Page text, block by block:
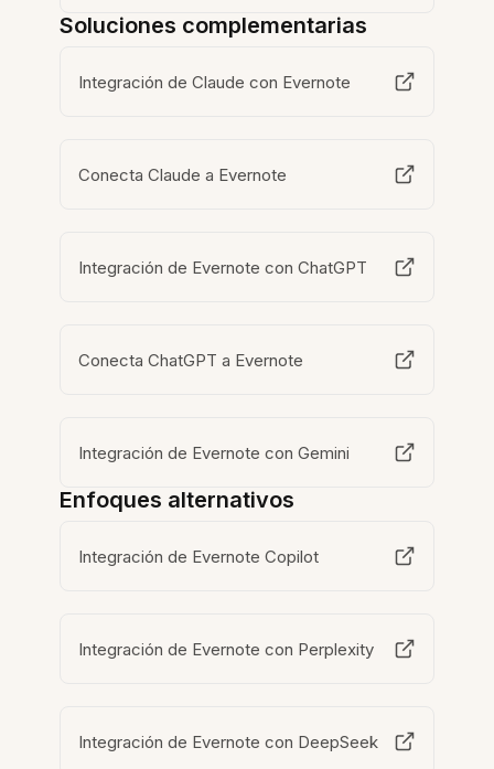
Soluciones complementarias
Integración de Claude con Evernote
Conecta Claude a Evernote
Integración de Evernote con ChatGPT
Conecta ChatGPT a Evernote
Integración de Evernote con Gemini
Enfoques alternativos
Integración de Evernote Copilot
Integración de Evernote con Perplexity
Integración de Evernote con DeepSeek